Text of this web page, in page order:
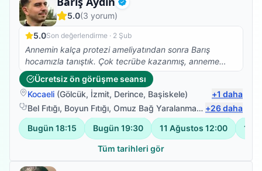
yanında kendini güvenle bırakabilmesi, terapinin
gerçek anlamda işe yaradığının en somut göstergesi.
Yolumuz en sonunda Murat Beyle kesiştiği için çok
şanslıyız. İşin özeti biz muradımıza erdik. Tüm şifa
bekleyen minik kalplerin yollarının Murat Beyle
kesişmesi dileğiyle.
Doğrulanmış
5.0(3 yorum)
5.0Son değerlendirme · 2 Şub
Annemin kalça protezi ameliyatından sonra Barış
hocamızla tanıştık. Çok tecrübe kazanmış, anneme
yaklaşımı, işi bilmesi ve annemle kurduğu gönül bağıyla
annem kısa sürede eskisi gibi yürümeye başladı. Çok
efendi ve düzgün bir insan emeklerin için çok teşekkür
ediyoruz güzel yürekli kardeşim
Ücretsiz ön görüşme seansı
Kocaeli (Gölcük, İzmit, Derince, Başiskele) +1 daha
Bel Fıtığı, Boyun Fıtığı, Omuz Bağ Yaralanması ,Protez
+26daha
Bugün 18:15 Bugün 19:30 11 Ağustos 12:00 11
Tüm tarihleri gör